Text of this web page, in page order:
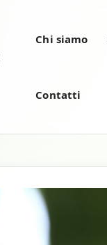
Chi siamo
Contatti